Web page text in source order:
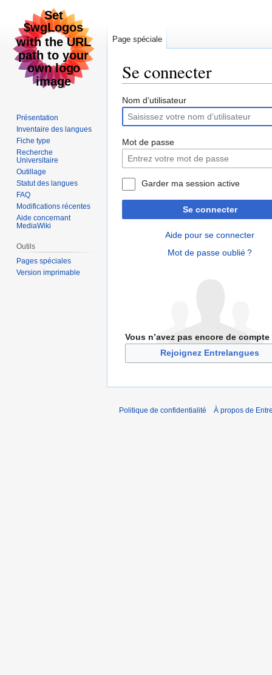
Se connecter
Aller
la
navigation
Aller
la
recherche
Nom d’utilisateur
Mot de passe
Garder ma session active
Se connecter
Aide pour se connecter
Mot de passe oublié ?
Vous n’avez pas encore de compte
Rejoignez Entrelangues
Page spéciale
Présentation
Inventaire des langues
Fiche type
Recherche
Universitaire
Outillage
Statut des langues
FAQ
Modifications récentes
Aide concernant
MediaWiki
Outils
Pages spéciales
Version imprimable
Politique de confidentialité À propos de